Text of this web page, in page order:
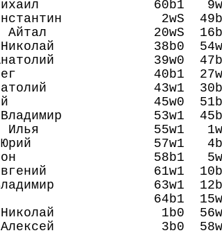
Михаил 60b1
2wЅ
Айтал 20wЅ
Николай 38b0
39w0
40b1 27w0
43w1
45w0 51b1
53w1
Илья 55w1
Юрий 57w1 4b0
58b1 5w0
61w1
63w1
64b1 15w0
Николай 1b0
Алексей 3b0